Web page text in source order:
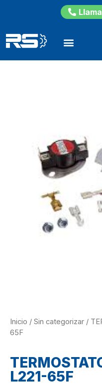
Inicio / Sin categorizar /
65F
L221-65F